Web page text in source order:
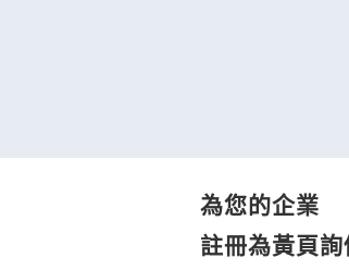
為您的企業
註冊為黃頁